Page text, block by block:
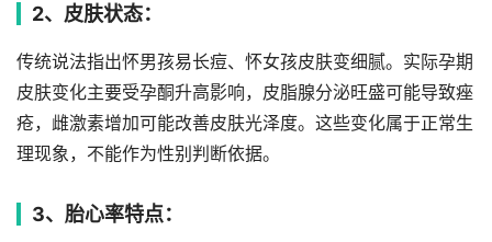
2、皮肤状态：
传统说法指出怀男孩易长痘、怀女孩皮肤变细腻。实际孕期
皮肤变化主要受孕酮升高影响，皮脂腺分泌旺盛可能导致痤
疮，雌激素增加可能改善皮肤光泽度。这些变化属于正常生
理现象，不能作为性别判断依据。
3、胎心率特点：